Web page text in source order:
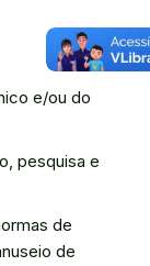
e/ou do
pesquisa e
de
de